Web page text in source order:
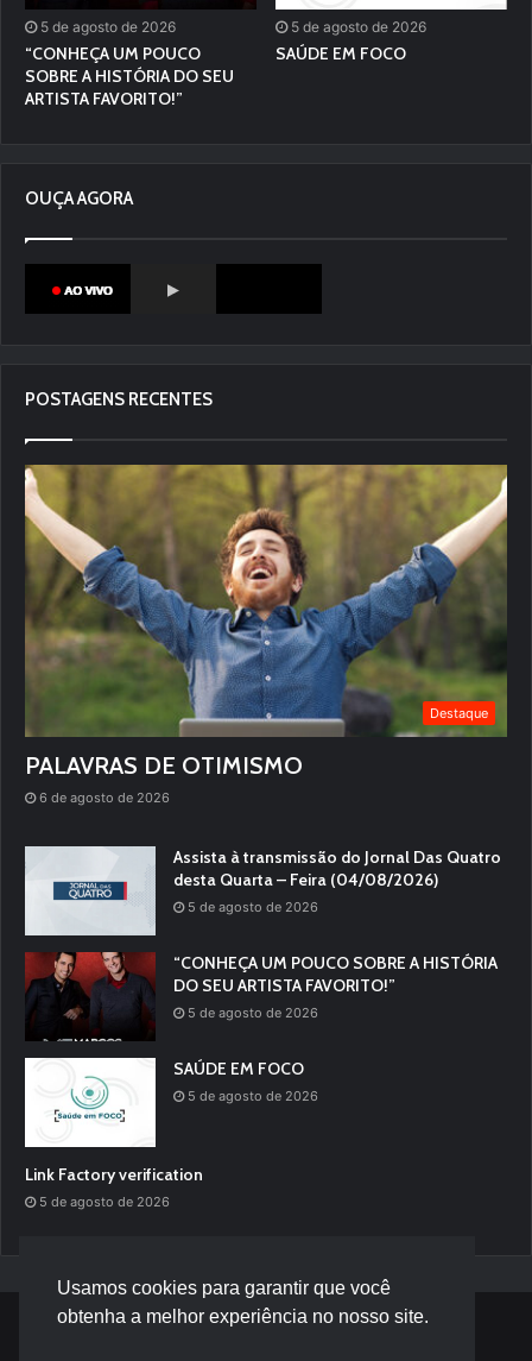
Usamos cookies para garantir que você
obtenha a melhor experiência no nosso site.
5 de agosto de 2026
“CONHEÇA UM POUCO
SOBRE A HISTÓRIA DO SEU
ARTISTA FAVORITO!”
5 de agosto de 2026
SAÚDE EM FOCO
OUÇA AGORA
POSTAGENS RECENTES
Destaque
PALAVRAS DE OTIMISMO
6 de agosto de 2026
Assista à transmissão do Jornal Das Quatro
desta Quarta – Feira (04/08/2026)
5 de agosto de 2026
“CONHEÇA UM POUCO SOBRE A HISTÓRIA
DO SEU ARTISTA FAVORITO!”
5 de agosto de 2026
SAÚDE EM FOCO
5 de agosto de 2026
Link Factory verification
5 de agosto de 2026